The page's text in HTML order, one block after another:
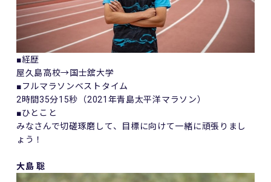
■経歴
屋久島高校→国士舘大学
■フルマラソンベストタイム
2時間35分15秒（2021年青島太平洋マラソン）
■ひとこと
みなさんで切磋琢磨して、目標に向けて一緒に頑張りまし
ょう！
大島 聡